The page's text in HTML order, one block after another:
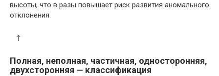
высоты, что в разы повышает риск развития аномального
отклонения.
↑
Полная, неполная, частичная, односторонняя,
двухсторонняя — классификация